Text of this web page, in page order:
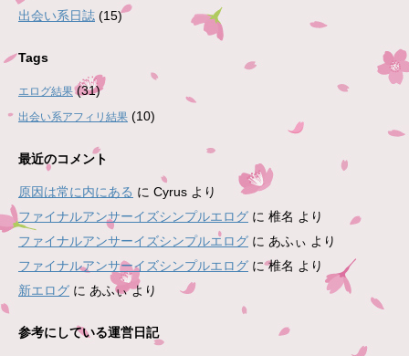
出会い系日誌 (15)
Tags
エログ結果(31)
出会い系アフィリ結果 (10)
最近のコメント
原因は常に内にある に Cyrus より
ファイナルアンサーイズシンプルエログ に 椎名 より
ファイナルアンサーイズシンプルエログ に あふぃ より
ファイナルアンサーイズシンプルエログ に椎名 より
新エログ に あふぃより
参考にしている運営日記